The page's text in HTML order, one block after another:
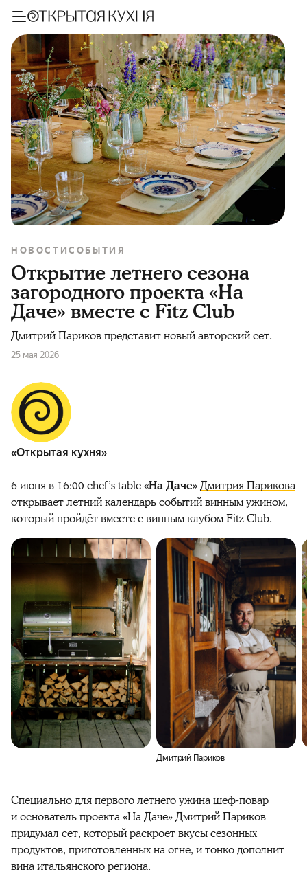
НОВОСТИСОБЫТИЯ
Открытие летнего сезона
загородного проекта «На
Даче» вместе с Fitz Club
Дмитрий Париков представит новый авторский сет.
25 мая 2026
«Открытая кухня»
6 июня в 16:00 chef’s table«На Даче»Дмитрия Парикова
открывает летний календарь событий винным ужином,
который пройдёт вместе с винным клубом Fitz Club.
Дмитрий Париков
Специально для первого летнего ужина шеф-повар
и основатель проекта «На Даче» Дмитрий Париков
придумал сет, который раскроет вкусы сезонных
продуктов, приготовленных на огне, и тонко дополнит
вина итальянского региона.